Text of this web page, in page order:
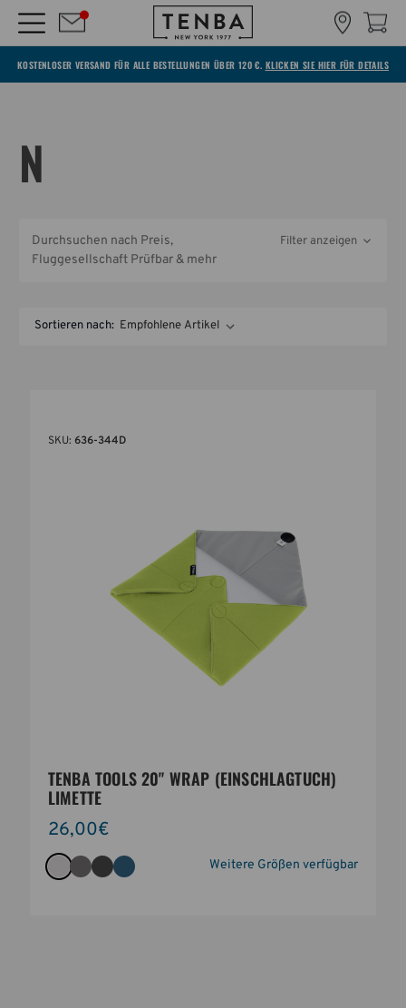
KOSTENLOSER VERSAND FÜR ALLE BESTELLUNGEN ÜBER 120 €. KLICKEN SIE HIER FÜR DETAILS
N
Durchsuchen nach Preis,
Fluggesellschaft Prüfbar & mehr
Filter anzeigen
Sortieren nach:
SKU: 636-344D
TENBA TOOLS 20" WRAP (EINSCHLAGTUCH)
LIMETTE
26,00€
Weitere Größen verfügbar